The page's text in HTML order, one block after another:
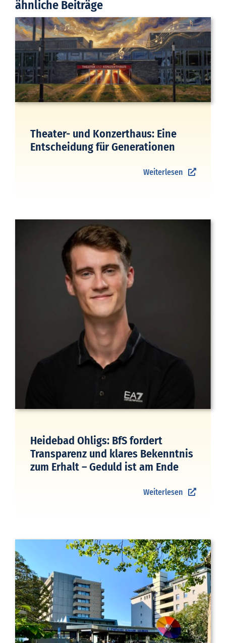
ähnliche Beiträge
Theater- und Konzerthaus: Eine
Entscheidung für Generationen
Weiterlesen
Heidebad Ohligs: BfS fordert
Transparenz und klares Bekenntnis
zum Erhalt – Geduld ist am Ende
Weiterlesen